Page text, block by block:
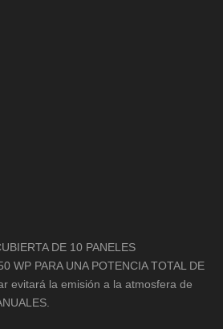
DE 10 PANELES
WP PARA UNA POTENCIA TOTAL DE
evitará la emisión a la atmosfera de